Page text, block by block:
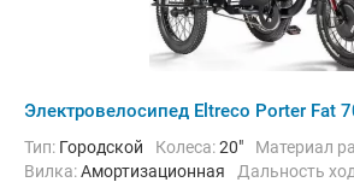
Электровелосипед Eltreco Porter Fat
Тип: Городской Колеса:20" Материал
Вилка:Амортизационная Дальность